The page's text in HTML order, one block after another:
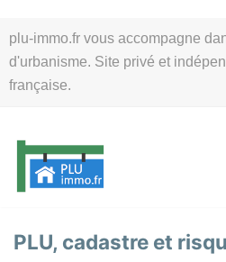
plu-immo.fr vous accompagne
d'urbanisme. Site privé et
française.
au
contenu
PLU, cadastre et